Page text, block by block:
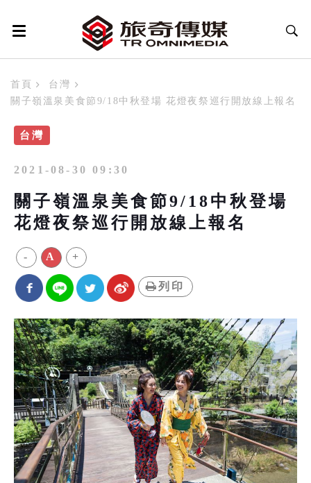
首頁
台灣
關子嶺溫泉美食節9/18中秋登場 花燈夜祭巡行開放線上報名
台灣
2021-08-30 09:30
關子嶺溫泉美食節9/18中秋登場
花燈夜祭巡行開放線上報名
- A +
列印